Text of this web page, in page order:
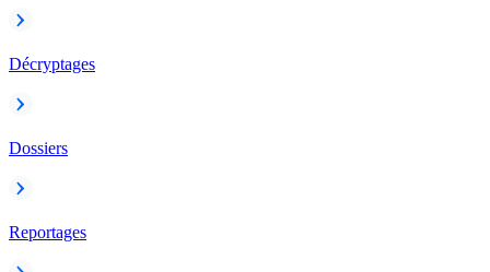
Décryptages
Dossiers
Reportages